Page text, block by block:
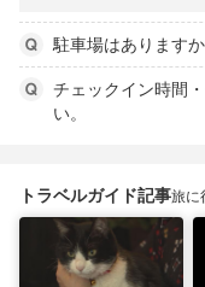
駐車場はありますか
チェックイン時間
い。
トラベルガイド記事旅に